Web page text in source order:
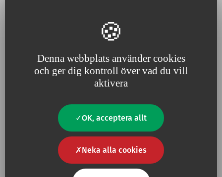
Denna webbplats använder cookies
och ger dig kontroll över vad du vill
aktivera
OK, acceptera allt
Neka alla cookies
(parenteral nutrition, drug
administration,…
Lägg till bland mina